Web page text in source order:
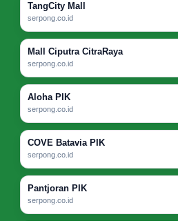
TangCity Mall
serpong.co.id
Mall Ciputra CitraRaya
serpong.co.id
Aloha PIK
serpong.co.id
COVE Batavia PIK
serpong.co.id
Pantjoran PIK
serpong.co.id